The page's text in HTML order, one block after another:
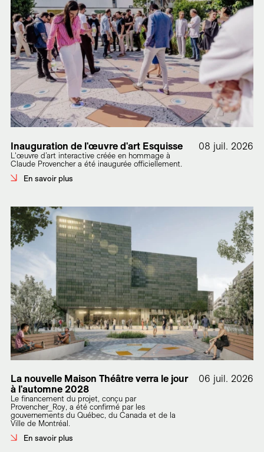
Inauguration de l'œuvre d'art Esquisse
L'œuvre d’art interactive créée en hommage à
Claude Provencher a été inaugurée officiellement.
En savoir plus
08 juil. 2026
La nouvelle Maison Théâtre verra le jour
à l'automne 2028
Le financement du projet, conçu par
Provencher_Roy, a été confirmé par les
gouvernements du Québec, du Canada et de la
Ville de Montréal.
En savoir plus
06 juil. 2026